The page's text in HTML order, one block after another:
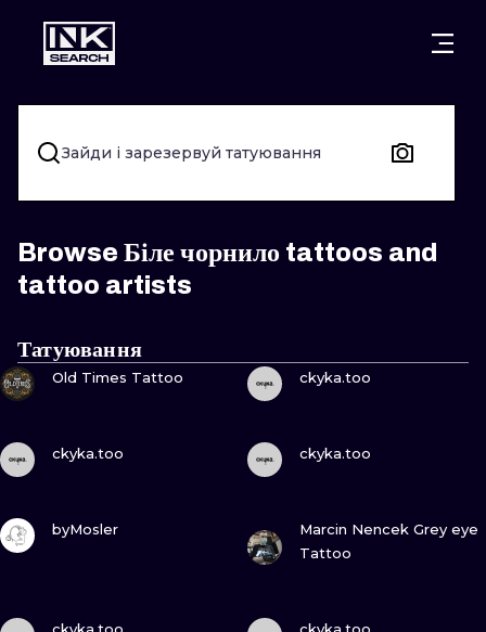
МІСТ ВАРШАВА
КРАКІВ ВРОЦЛАВ
БЕРЛІН ЛОНДОН
МІЛАН ЕДІНБУРГ
МАНЧЕСТЕР
АФІНИ БУДАПЕШТ
НАПИС
ХЭНДПОУК
БЛЭКВОРК
Зайди і зарезервуй татуювання
Browse Біле чорнило tattoos and
tattoo artists
Татуювання
ПОДИВИСЬ
Old Times Tattoo
ПОДИВИСЬ
ckyka.too
ckyka.too ckyka.too
byMosler
Marcin Nencek Grey eye
Tattoo